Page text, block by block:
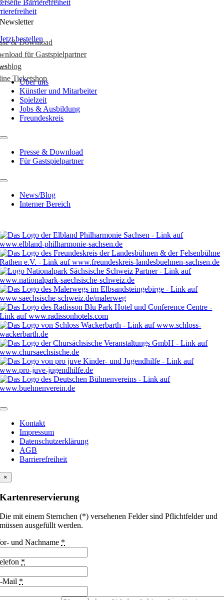
& Download
für Gastspielpartner
Ticketshop
Newsletter
Jetzt bestellen
Über uns
Künstler und Mitarbeiter
Spielzeit
Jobs & Ausbildung
Freundeskreis
Presse & Download
Für Gastspielpartner
News/Blog
Interner Bereich
Kontakt
Impressum
Datenschutzerklärung
AGB
Barrierefreiheit
×
Kartenreservierung
Die mit einem Sternchen (*) versehenen Felder sind Pflichtfelder und
müssen ausgefüllt werden.
und Nachname *
*
Mail *